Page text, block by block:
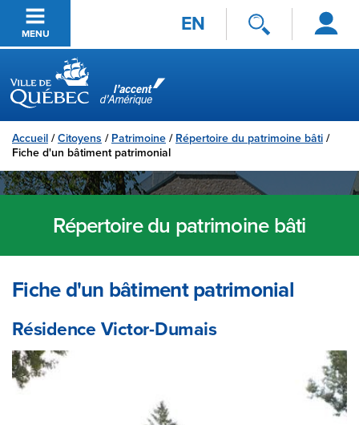
Passer au contenu principal
MENU EN
Se
connecter
Ville de Québec
Accueil /Citoyens / Patrimoine / Répertoire du patrimoine bâti /
Fiche d'un bâtiment patrimonial
Répertoire du patrimoine bâti
Fiche d'un bâtiment patrimonial
Résidence Victor-Dumais